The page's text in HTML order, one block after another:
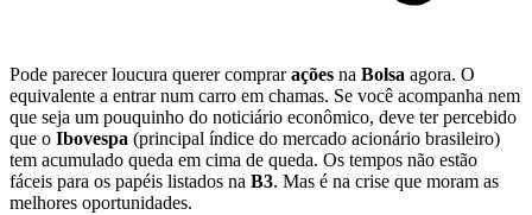
Pode parecer loucura querer comprarações na Bolsa agora. O
equivalente a entrar num carro em chamas. Se você acompanha nem
que seja um pouquinho do noticiário econômico, deve ter percebido
que o Ibovespa (principal índice do mercado acionário brasileiro)
tem acumulado queda em cima de queda. Os tempos não estão
fáceis para os papéis listados na B3. Mas é na crise que moram as
melhores oportunidades.